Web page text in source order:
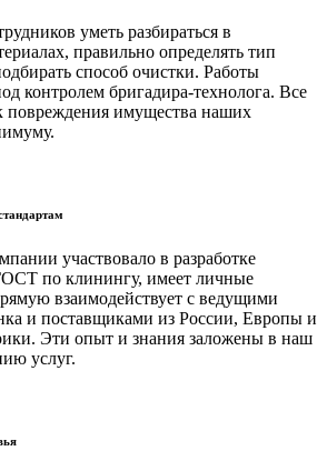
уметь разбираться в
правильно определять тип
способ очистки. Работы
контролем бригадира-технолога. Все
повреждения имущества наших
участвовало в разработке
по клинингу, имеет личные
взаимодействует с ведущими
и поставщиками из России, Европы и
Эти опыт и знания заложены в наш
услуг.